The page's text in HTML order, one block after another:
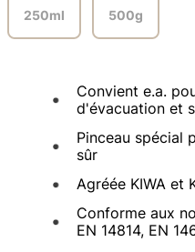
250ml 500g
Convient e.a.
d'évacuation et
Pinceau spécial
sûr
Agréée KIWA et
Conforme aux
EN 14814, EN